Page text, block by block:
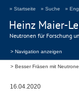
Heinz Maier-
Neutronen für Forschung
» Startseite » Suche »
> Navigation anzeigen
Besser Fräsen mit
16.04.2020